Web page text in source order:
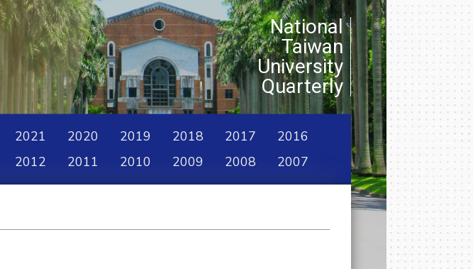
National
Taiwan
University
Quarterly
2021 2020 2019 2018 2017
2016
2012 2011 2010 2009 2008 2007